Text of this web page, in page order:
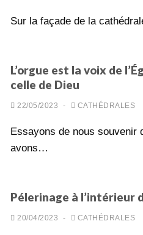
Sur la façade de la
L’orgue est la voix de
celle de Dieu
22/05/2023 - CATHÉDRALES
Essayons de nous souvenir
avons…
Pélerinage à l’intérieur
20/04/2023 - CATHÉDRALES